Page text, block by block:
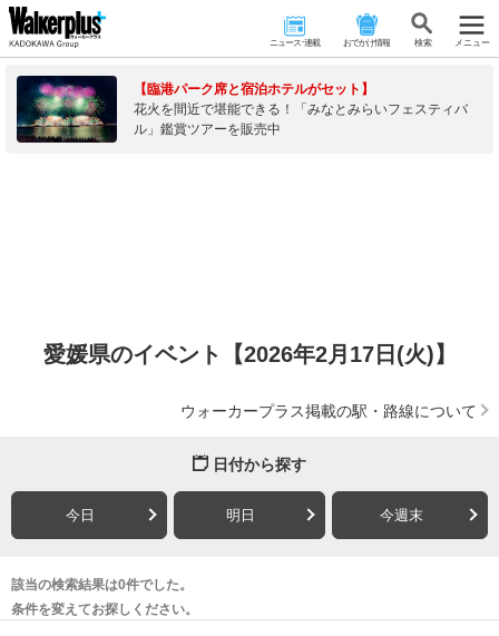
ニュース･連載 おでかけ情報 検 索 メニュー
【臨港パーク席と宿泊ホテルがセット】
花火を間近で堪能できる！「みなとみらいフェスティバ
ル」鑑賞ツアーを販売中
愛媛県のイベント【2026年2月17日(火)】
ウォーカープラス掲載の駅・路線について
日付から探す
今日 明日 今週末
該当の検索結果は0件でした。
条件を変えてお探しください。